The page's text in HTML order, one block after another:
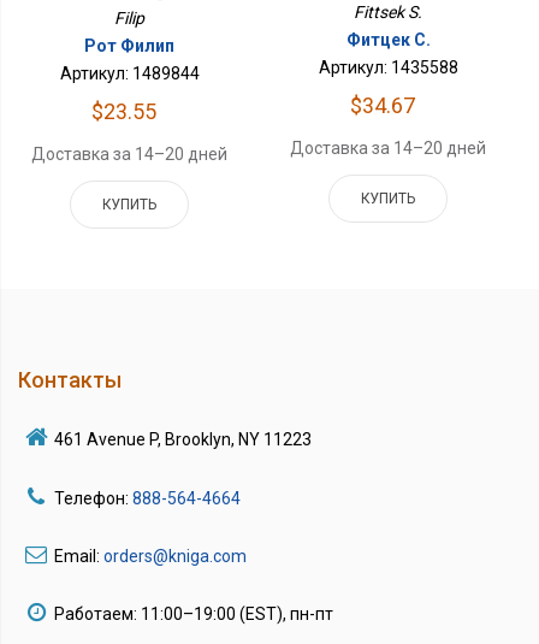
Filip
Рот Филип
Артикул: 1489844
$23.55
Доставка за 14–20 дней
КУПИТЬ
Fittsek S.
Фитцек С.
Артикул: 1435588
$34.67
Доставка за 14–20 дней
КУПИТЬ
Контакты
461 Avenue P, Brooklyn, NY 11223
Телефон: 888-564-4664
Email: orders@kniga.com
Работаем: 11:00–19:00 (EST), пн-пт